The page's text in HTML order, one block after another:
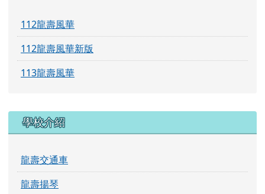
左邊區域內容
龍壽風華
112龍壽風華
112龍壽風華新版